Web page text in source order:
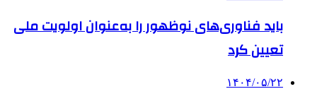
باید فناوری‌های نوظهور را به‌عنوان اولویت ملی
تعیین کرد
۱۴۰۴/۰۵/۲۲